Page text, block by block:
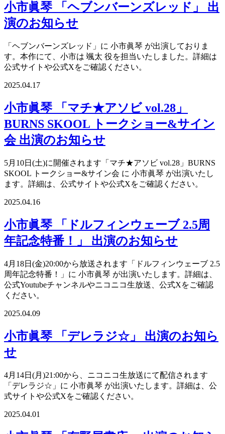
小市眞琴 「ヘブンバーンズレッド」 出
演のお知らせ
「ヘブンバーンズレッド」に 小市眞琴 が出演しておりま
す。本作にて、小市は 颯太 役を担当いたしました。詳細は
公式サイトや公式Xをご確認ください。
2025.04.17
小市眞琴 「マチ★アソビ vol.28」
BURNS SKOOL トークショー&サイン
会 出演のお知らせ
5月10日(土)に開催されます「マチ★アソビ vol.28」BURNS
SKOOL トークショー&サイン会 に 小市眞琴 が出演いたし
ます。詳細は、公式サイトや公式Xをご確認ください。
2025.04.16
小市眞琴 「ドルフィンウェーブ 2.5周
年記念特番！」 出演のお知らせ
4月18日(金)20:00から放送されます「ドルフィンウェーブ 2.5
周年記念特番！」に 小市眞琴 が出演いたします。詳細は、
公式Youtubeチャンネルやニコニコ生放送、公式Xをご確認
ください。
2025.04.09
小市眞琴 「デレラジ☆」 出演のお知ら
せ
4月14日(月)21:00から、ニコニコ生放送にて配信されます
「デレラジ☆」に 小市眞琴 が出演いたします。詳細は、公
式サイトや公式Xをご確認ください。
2025.04.01